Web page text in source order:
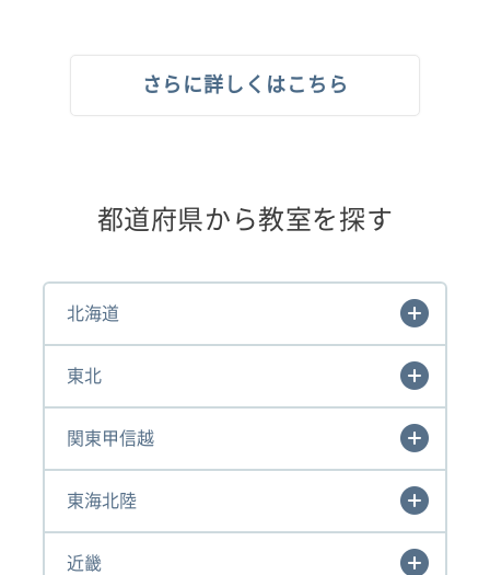
さらに詳しくはこちら
都道府県から教室を探す
北海道
東北
関東甲信越
東海北陸
近畿